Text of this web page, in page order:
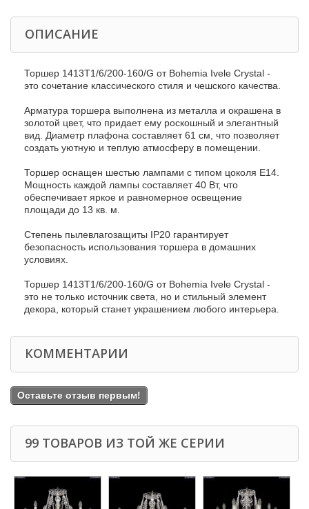
ОПИСАНИЕ
Торшер 1413T1/6/200-160/G от Bohemia Ivele Crystal -
это сочетание классического стиля и чешского качества.
Арматура торшера выполнена из металла и окрашена в
золотой цвет, что придает ему роскошный и элегантный
вид. Диаметр плафона составляет 61 см, что позволяет
создать уютную и теплую атмосферу в помещении.
Торшер оснащен шестью лампами с типом цоколя E14.
Мощность каждой лампы составляет 40 Вт, что
обеспечивает яркое и равномерное освещение
площади до 13 кв. м.
Степень пылевлагозащиты IP20 гарантирует
безопасность использования торшера в домашних
условиях.
Торшер 1413T1/6/200-160/G от Bohemia Ivele Crystal -
это не только источник света, но и стильный элемент
декора, который станет украшением любого интерьера.
КОММЕНТАРИИ
Оставьте отзыв первым!
99 ТОВАРОВ ИЗ ТОЙ ЖЕ СЕРИИ